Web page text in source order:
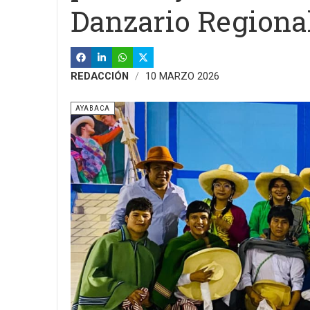
Danzario
REDACCIÓN 10 MARZO 2026
AYABACA